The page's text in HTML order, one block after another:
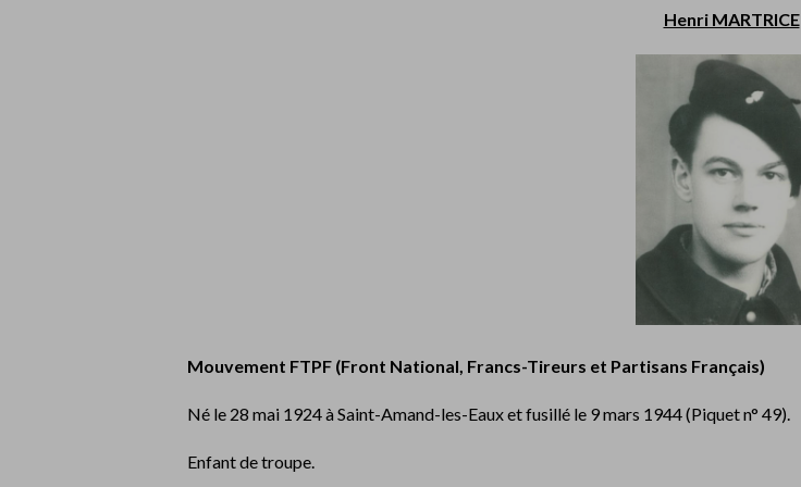
Henri MARTRICE
Mouvement FTPF (Front National, Francs-Tireurs et Partisans Français)
Né le 28 mai 1924 à Saint-Amand-les-Eaux et fusillé le 9 mars 1944 (Piquet n° 49).
Enfant de troupe.